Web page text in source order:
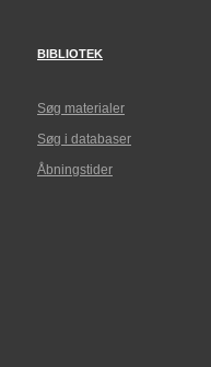
BIBLIOTEK
Søg materialer
Søg i databaser
Åbningstider